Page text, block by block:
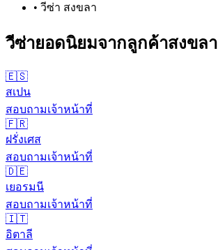
• วีซ่า สงขลา
วีซ่ายอดนิยมจากลูกค้าสงขลา
🇪🇸
สเปน
สอบถามเจ้าหน้าที่
🇫🇷
ฝรั่งเศส
สอบถามเจ้าหน้าที่
🇩🇪
เยอรมนี
สอบถามเจ้าหน้าที่
🇮🇹
อิตาลี